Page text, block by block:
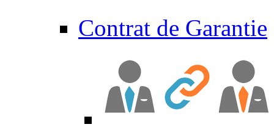
Contrat de Garantie